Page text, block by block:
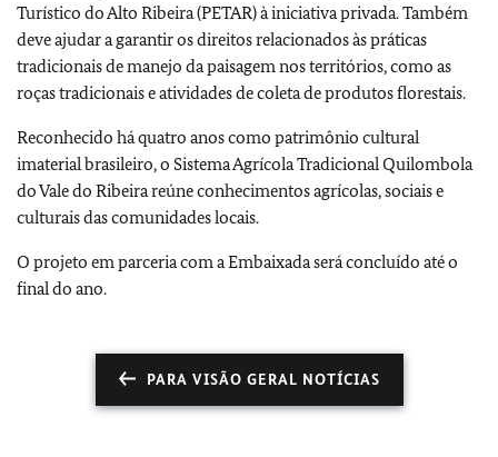
Turístico do Alto Ribeira (PETAR) à iniciativa privada. Também
deve ajudar a garantir os direitos relacionados às práticas
tradicionais de manejo da paisagem nos territórios, como as
roças tradicionais e atividades de coleta de produtos florestais.
Reconhecido há quatro anos como patrimônio cultural
imaterial brasileiro, o Sistema Agrícola Tradicional Quilombola
do Vale do Ribeira reúne conhecimentos agrícolas, sociais e
culturais das comunidades locais.
O projeto em parceria com a Embaixada será concluído até o
final do ano.
PARA VISÃO GERAL NOTÍCIAS